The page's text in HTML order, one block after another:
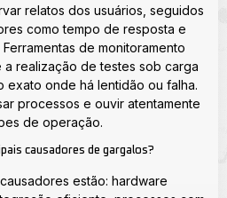
relatos dos usuários, seguidos
como tempo de resposta e
de monitoramento
realização de testes sob carga
exato onde há lentidão ou falha.
processos e ouvir atentamente
de operação.
causadores de gargalos?
estão: hardware